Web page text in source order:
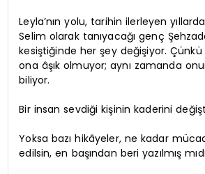
Leyla’nın yolu, tarihin ilerleyen
Selim olarak tanıyacağı genç
kesiştiğinde her şey değişiyor. Çünkü
ona âşık olmuyor; aynı zamanda
biliyor.
Bir insan sevdiği kişinin kaderini
Yoksa bazı hikâyeler, ne kadar
edilsin, en başından beri yazılmış